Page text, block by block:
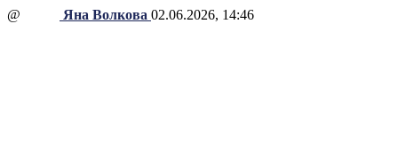
@ Яна Волкова 02.06.2026, 14:46